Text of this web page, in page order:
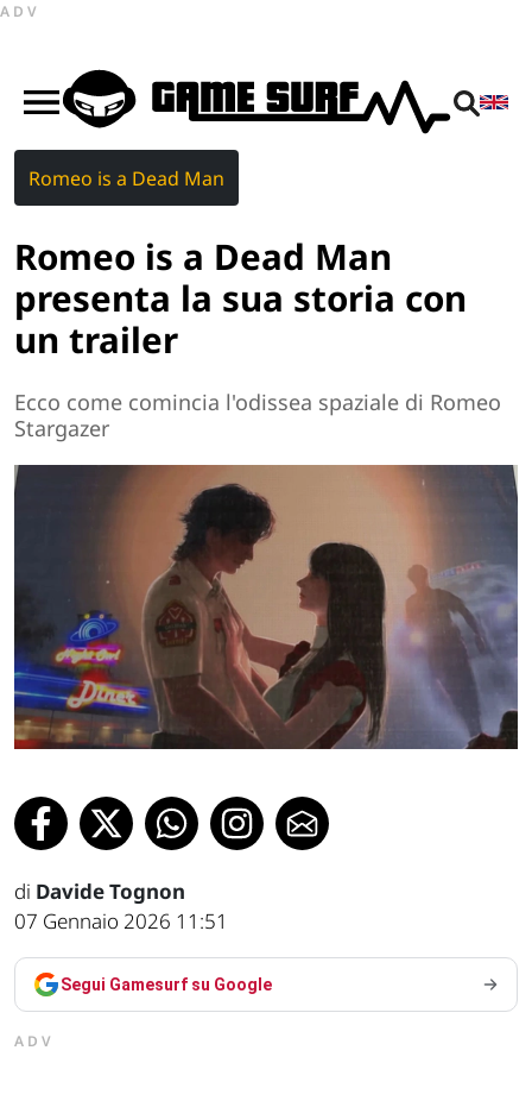
ADV
Romeo is a Dead Man
Romeo is a Dead Man
presenta la sua storia con
un trailer
Ecco come comincia l'odissea spaziale di Romeo
Stargazer
di Davide Tognon
07 Gennaio 2026 11:51
Segui Gamesurf su Google
ADV